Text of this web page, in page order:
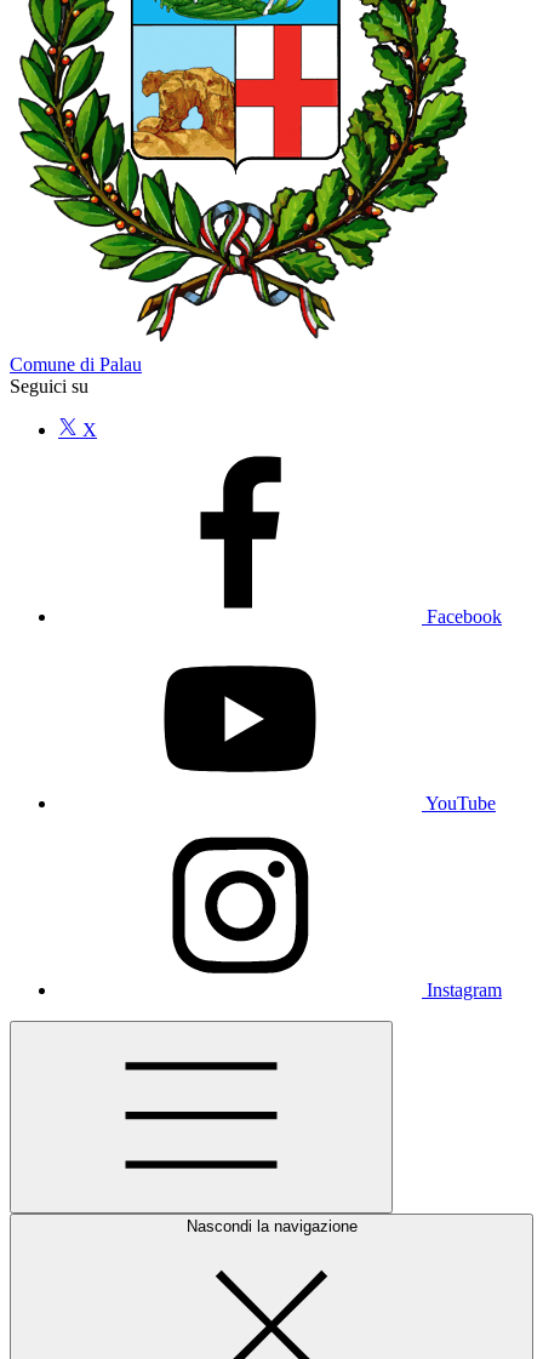
Comune di Palau
Seguici su
X
Facebook
YouTube
Instagram
Nascondi la navigazione